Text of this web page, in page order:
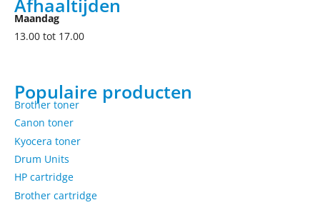
Maandag
13.00 tot 17.00
Populaire producten
Brother toner
Canon toner
Kyocera toner
Drum Units
HP cartridge
Brother cartridge